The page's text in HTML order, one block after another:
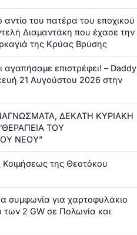
αντίο του πατέρα του εποχικού
Διαμαντάκη που έχασε την
της Κρύας Βρύσης
αγαπήσαμε επιστρέφει! – Daddy
21 Αυγούστου 2026 στην
ΔΕΚΑΤΗ ΚΥΡΙΑΚΗ
ΤΟΥ
ΝΕΟΥ”
Κοιμήσεως της Θεοτόκου
συμφωνία για χαρτοφυλάκιο
2 GW σε Πολωνία και